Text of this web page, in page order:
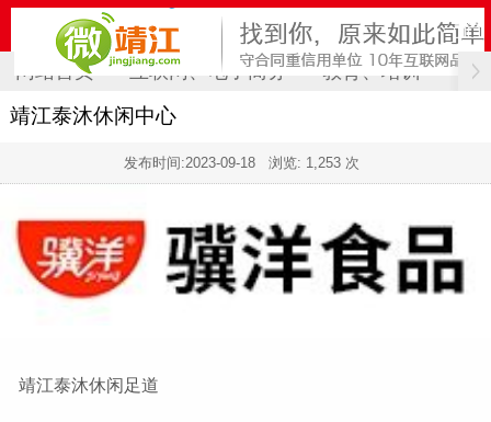
网站首页 互联网、电子商务 教育、培训 计
靖江泰沐休闲中心
发布时间:2023-09-18 浏览: 1,253 次
靖江泰沐休闲足道